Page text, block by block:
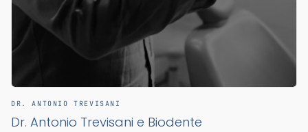
DR. ANTONIO TREVISANI
Dr. Antonio Trevisani e Biodente